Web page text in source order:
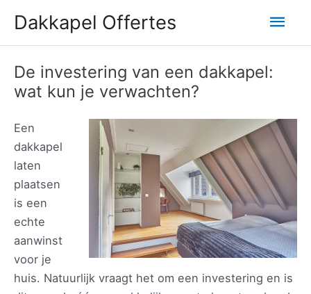
naar
de
inhoud
Dakkapel Offertes
De investering van een dakkapel:
wat kun je verwachten?
Een
dakkapel
laten
plaatsen
is een
echte
aanwinst
voor je
huis. Natuurlijk vraagt het om een investering en is